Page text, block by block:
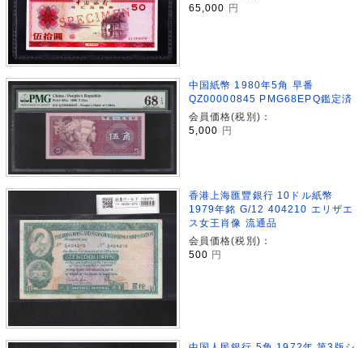
65,000 円
中国紙幣 1980年5角 早番
QZ00000845 PMG68EPQ鑑定済
会員価格(税別)：
5,000
円
香港上海匯豐銀行 10ドル紙幣
1979年銘 G/12 404210 エリザエ
ス女王肖像 流通品
会員価格(税別)：
500 円